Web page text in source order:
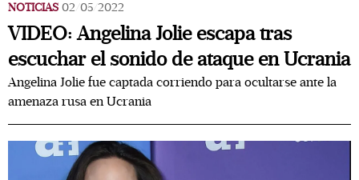
NOTICIAS 02/05/2022
VIDEO: Angelina Jolie escapa tras
escuchar el sonido de ataque en Ucrania
Angelina Jolie fue captada corriendo para ocultarse ante la
amenaza rusa en Ucrania